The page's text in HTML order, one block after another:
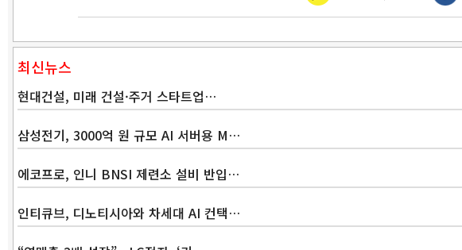
최신뉴스
현대건설, 미래 건설·주거 스타트업…
삼성전기, 3000억 원 규모 AI 서버용 M…
에코프로, 인니 BNSI 제련소 설비 반입…
인티큐브, 디노티시아와 차세대 AI 컨택…